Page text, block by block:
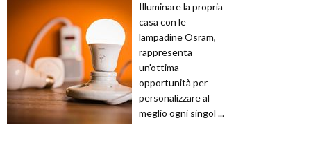
Illuminare la propria
casa con le
lampadine Osram,
rappresenta
un'ottima
opportunità per
personalizzare al
meglio ogni singol ...